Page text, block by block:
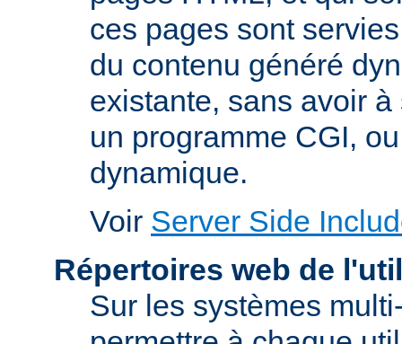
ces pages sont
du contenu généré
existante, sans avoir
un programme CGI,
dynamique.
Voir Server Side
Répertoires web de
Sur les systèmes